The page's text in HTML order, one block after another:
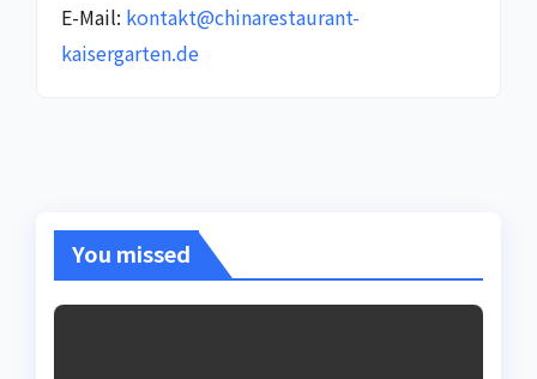
E-Mail: kontakt@chinarestaurant-
kaisergarten.de
You missed